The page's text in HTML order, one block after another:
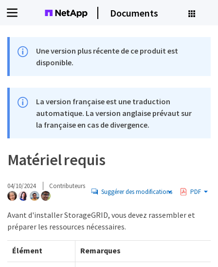
Documents
Une version plus récente de ce produit est
disponible.
La version française est une traduction
automatique. La version anglaise prévaut sur
la française en cas de divergence.
Matériel requis
04/10/2024 Contributeurs
Suggérer des modifications PDF
Avant d'installer StorageGRID, vous devez rassembler et
préparer les ressources nécessaires.
Élément Remarques